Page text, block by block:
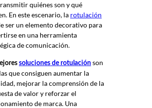
quiénes son y qué
En este escenario, la rotulación
ser un elemento decorativo para
en una herramienta
de comunicación.
soluciones de rotulación son
que consiguen aumentar la
mejorar la comprensión de la
de valor y reforzar el
de marca. Una